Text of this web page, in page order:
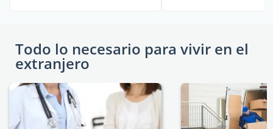
Todo lo necesario para vivir en el
extranjero